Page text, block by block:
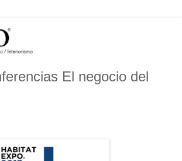
El negocio del